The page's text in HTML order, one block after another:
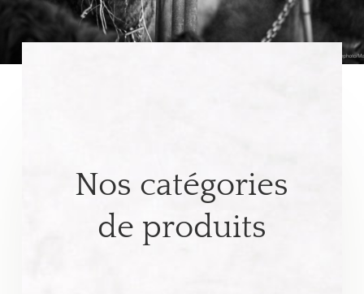
Nos catégories
de produits